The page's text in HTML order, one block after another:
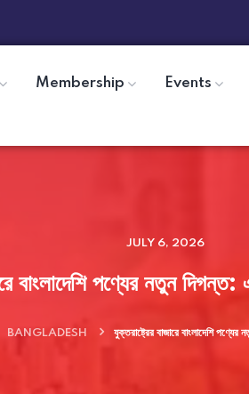
Membership Events
JULY 6, 2026
বাংলাদেশি পণ্যের নতুন
BANGLADESH যুক্তরাষ্ট্রের বাজারে বাংলাদেশি